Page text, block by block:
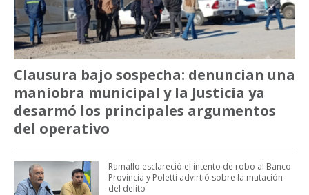
Clausura bajo sospecha: denuncian una
maniobra municipal y la Justicia ya
desarmó los principales argumentos
del operativo
Ramallo esclareció el intento de robo al Banco
Provincia y Poletti advirtió sobre la mutación
del delito